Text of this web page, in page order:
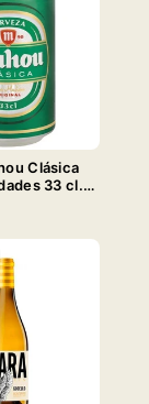
Clásica
33 cl.